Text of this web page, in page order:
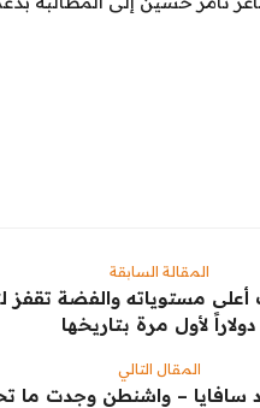
المقالة السابقة
دولاراً لأول مرة بتاريخها
المقال التالي
سافايا – واشنطن وجدت ما